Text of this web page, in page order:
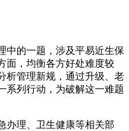
的一题，涉及平易近生保
面，均衡各方好处难度较
析管理新规，通过升级、老
系列行动，为破解这一难题
理、卫生健康等相关部